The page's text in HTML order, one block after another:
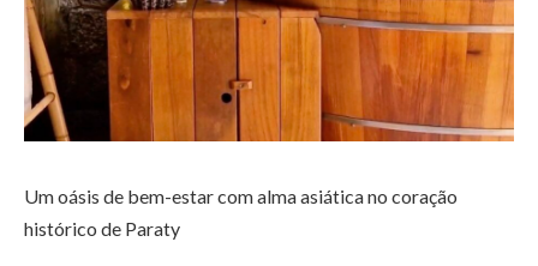
Um oásis de bem-estar com alma asiática no coração
histórico de Paraty